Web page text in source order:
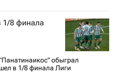
1/8 финала
обыграл
в 1/8 финала Лиги